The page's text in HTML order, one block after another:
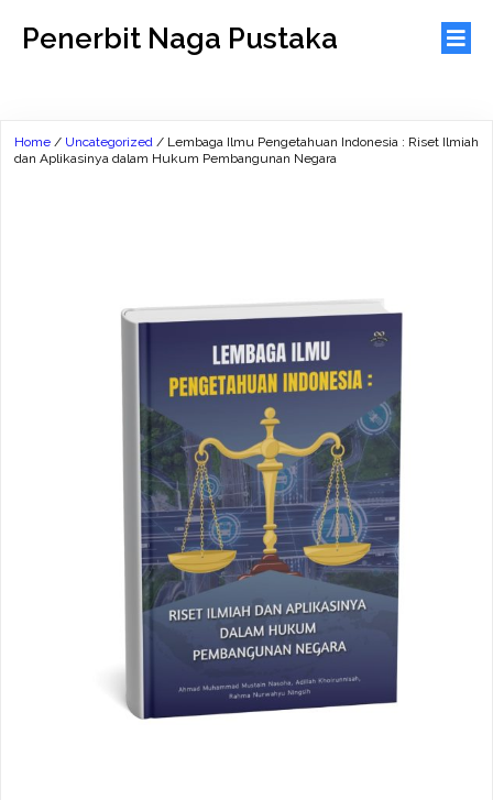
Penerbit Naga Pustaka
Home / Uncategorized / Lembaga Ilmu Pengetahuan Indonesia : Riset Ilmiah
dan Aplikasinya dalam Hukum Pembangunan Negara